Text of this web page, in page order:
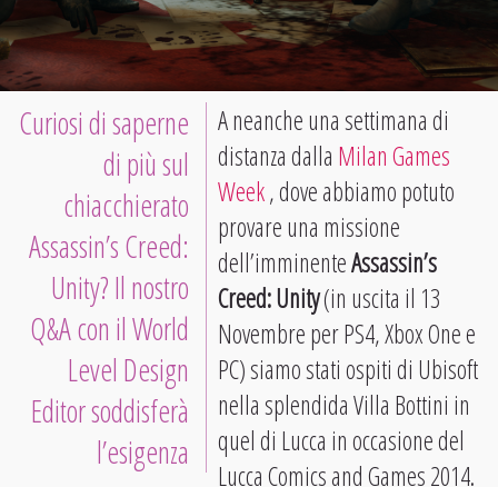
Curiosi di saperne
di più sul
chiacchierato
Assassin’s Creed:
Unity? Il nostro
Q&A con il World
Level Design
Editor soddisferà
l’esigenza
A neanche una settimana di
distanza dalla Milan Games
Week, dove abbiamo potuto
provare una missione
dell’imminenteAssassin’s
Creed: Unity(in uscita il 13
Novembre per PS4, Xbox One e
PC) siamo stati ospiti di Ubisoft
nella splendida Villa Bottini in
quel di Lucca in occasione del
Lucca Comics and Games 2014.